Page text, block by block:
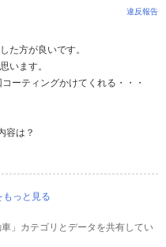
違反報告
た方が良いです。
います。
ーティングかけてくれる・・・
容は？
もっと見る
」カテゴリとデータを共有してい